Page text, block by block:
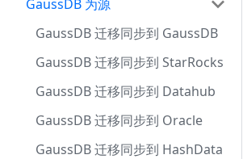
GaussDB 为源
GaussDB 迁移同步到 GaussDB
GaussDB 迁移同步到 StarRocks
GaussDB 迁移同步到 Datahub
GaussDB 迁移同步到 Oracle
GaussDB 迁移同步到 HashData